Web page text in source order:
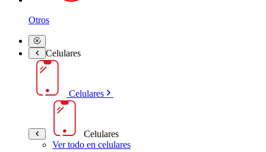
Otros
Celulares
Celulares
Celulares
Ver todo en celulares